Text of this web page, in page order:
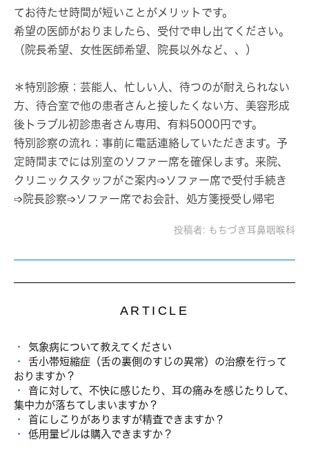
てお待たせ時間が短いことがメリットです。
希望の医師がおりましたら、受付で申し出てください。
（院長希望、女性医師希望、院長以外など、、）
＊特別診療 ；芸能人、忙しい人、待つのが耐えられない
方、待合室で他の患者さんと接したくない方、美容形成
後トラブル初診患者さん専用、有料5000円です。
特別診察の流れ；事前に電話連絡していただきます。予
定時間までには別室のソファー席を確保します。来院、
クリニックスタッフがご案内➩ソファー席で受付手続き
➩院長診察➩ソファー席でお会計、処方箋授受し帰宅
投稿者: もちづき耳鼻咽喉科
ARTICLE
気象病について教えてください
舌小帯短縮症（舌の裏側のすじの異常）の治療を行って
おりますか？
音に対して、不快に感じたり、耳の痛みを感じたりして、
集中力が落ちてしまいますか？
首にしこりがありますが精査できますか？
低用量ピルは購入できますか？